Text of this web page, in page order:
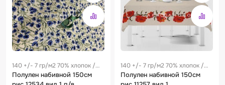
140 +/- 7 гр/м2 70% хлопок /
30% лен 0.28 м
Полулен набивной 150см
140 +/- 7 гр/м2 70% хлопок /
30% лен 0.28 м
Полулен набивной 150см